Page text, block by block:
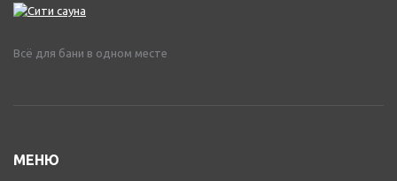
Всё для бани в одном месте
МЕНЮ